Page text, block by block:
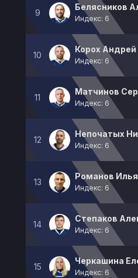
9
Белясников
Индекс: 6
10
Корох Андрей
Индекс: 6
11
Матчинов
Индекс: 6
12
Непочатых
Индекс: 6
13
Романов Илья
Индекс: 6
14
Степаков
Индекс: 6
15
Черкашина
Индекс: 6